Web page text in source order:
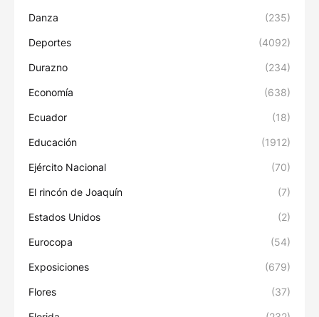
Danza (235)
Deportes (4092)
Durazno (234)
Economía (638)
Ecuador (18)
Educación (1912)
Ejército Nacional (70)
El rincón de Joaquín (7)
Estados Unidos (2)
Eurocopa (54)
Exposiciones (679)
Flores (37)